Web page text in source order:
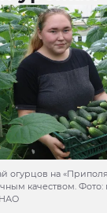
огурцов на
качеством. Фото: